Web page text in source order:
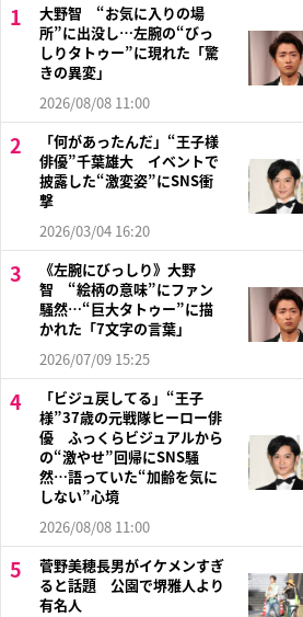
大野智 “お気に入りの場
所”に出没し…左腕の“びっ
しりタトゥー”に現れた「驚
きの異変」
2026/08/08 11:00
「何があったんだ」“王子様
俳優”千葉雄大 イベントで
披露した“激変姿”にSNS衝
撃
2026/03/04 16:20
《左腕にびっしり》大野
智 “絵柄の意味”にファン
騒然…“巨大タトゥー”に描
かれた「7文字の言葉」
2026/07/09 15:25
「ビジュ戻してる」“王子
様”37歳の元戦隊ヒーロー俳
優 ふっくらビジュアルから
の“激やせ”回帰にSNS騒
然…語っていた“加齢を気に
しない”心境
2026/08/08 11:00
菅野美穂長男がイケメンすぎ
ると話題 公園で堺雅人より
有名人